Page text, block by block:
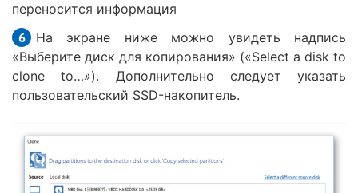
переносится информация
На экране ниже можно увидеть надпись
«Выберите диск для копирования» («Select a disk to
clone to…»). Дополнительно следует указать
пользовательский SSD-накопитель.